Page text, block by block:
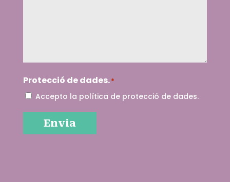
Protecció de dades.*
Accepto la política de protecció de dades.
Envia